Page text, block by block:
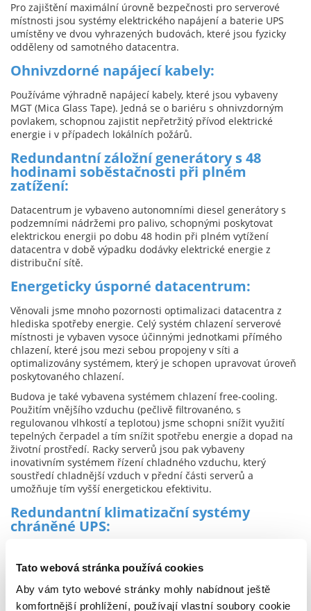
Tato webová stránka používá cookies
Aby vám tyto webové stránky mohly nabídnout ještě
komfortnější prohlížení, používají vlastní soubory cookie
Pro zajištění maximální úrovně bezpečnosti pro serverové
místnosti jsou systémy elektrického napájení a baterie UPS
umístěny ve dvou vyhrazených budovách, které jsou fyzicky
odděleny od samotného datacentra.
Ohnivzdorné napájecí kabely:
Používáme výhradně napájecí kabely, které jsou vybaveny
MGT (Mica Glass Tape). Jedná se o bariéru s ohnivzdorným
povlakem, schopnou zajistit nepřetržitý přívod elektrické
energie i v případech lokálních požárů.
Redundantní záložní generátory s 48
hodinami soběstačnosti při plném
zatížení:
Datacentrum je vybaveno autonomními diesel generátory s
podzemními nádržemi pro palivo, schopnými poskytovat
elektrickou energii po dobu 48 hodin při plném vytížení
datacentra v době výpadku dodávky elektrické energie z
distribuční sítě.
Energeticky úsporné datacentrum:
Věnovali jsme mnoho pozornosti optimalizaci datacentra z
hlediska spotřeby energie. Celý systém chlazení serverové
místnosti je vybaven vysoce účinnými jednotkami přímého
chlazení, které jsou mezi sebou propojeny v síti a
optimalizovány systémem, který je schopen upravovat úroveň
poskytovaného chlazení.
Budova je také vybavena systémem chlazení free-cooling.
Použitím vnějšího vzduchu (pečlivě filtrovanéno, s
regulovanou vlhkostí a teplotou) jsme schopni snížit využití
tepelných čerpadel a tím snížit spotřebu energie a dopad na
životní prostředí. Racky serverů jsou pak vybaveny
inovativním systémem řízení chladného vzduchu, který
soustředí chladnější vzduch v přední části serverů a
umožňuje tím vyšší energetickou efektivitu.
Redundantní klimatizační systémy
chráněné UPS:
napájením jsou redundantní a zaručují dokonalé fungování
chlazení i při simultánním selhání více chladících jednotek.
Celé zařízení je chráněno bateriovým systémem UPS a
generátory, aby se předešlo jakémukoli přerušení.